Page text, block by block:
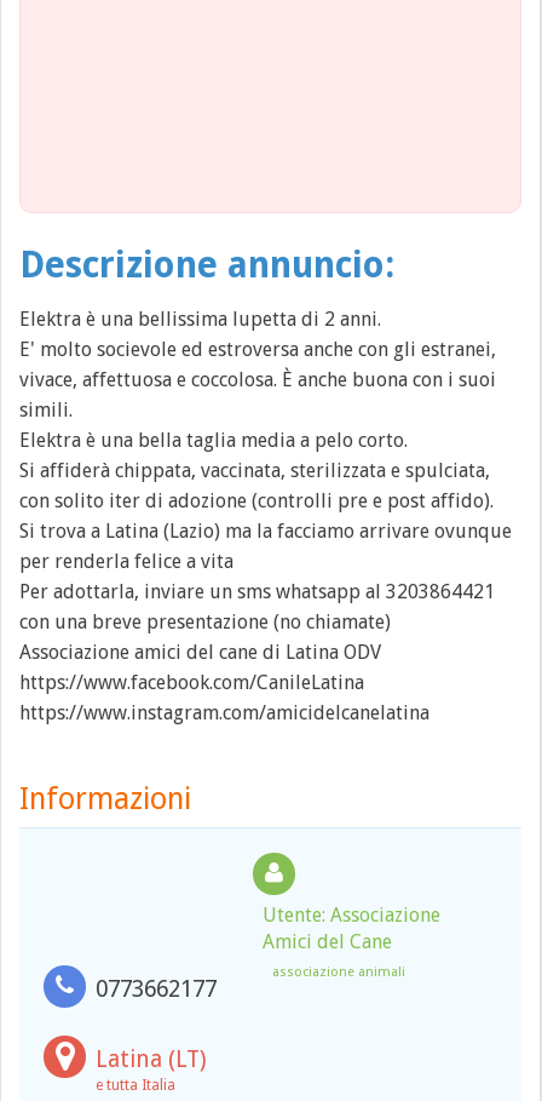
Descrizione annuncio:
Elektra è una bellissima lupetta di 2 anni.
E' molto socievole ed estroversa anche con gli estranei,
vivace, affettuosa e coccolosa. È anche buona con i suoi
simili.
Elektra è una bella taglia media a pelo corto.
Si affiderà chippata, vaccinata, sterilizzata e spulciata,
con solito iter di adozione (controlli pre e post affido).
Si trova a Latina (Lazio) ma la facciamo arrivare ovunque
per renderla felice a vita
Per adottarla, inviare un sms whatsapp al 3203864421
con una breve presentazione (no chiamate)
Associazione amici del cane di Latina ODV
https://www.facebook.com/CanileLatina
https://www.instagram.com/amicidelcanelatina
Informazioni
0773662177
Utente: Associazione
Amici del Cane
associazione animali
Latina (LT)
e tutta Italia